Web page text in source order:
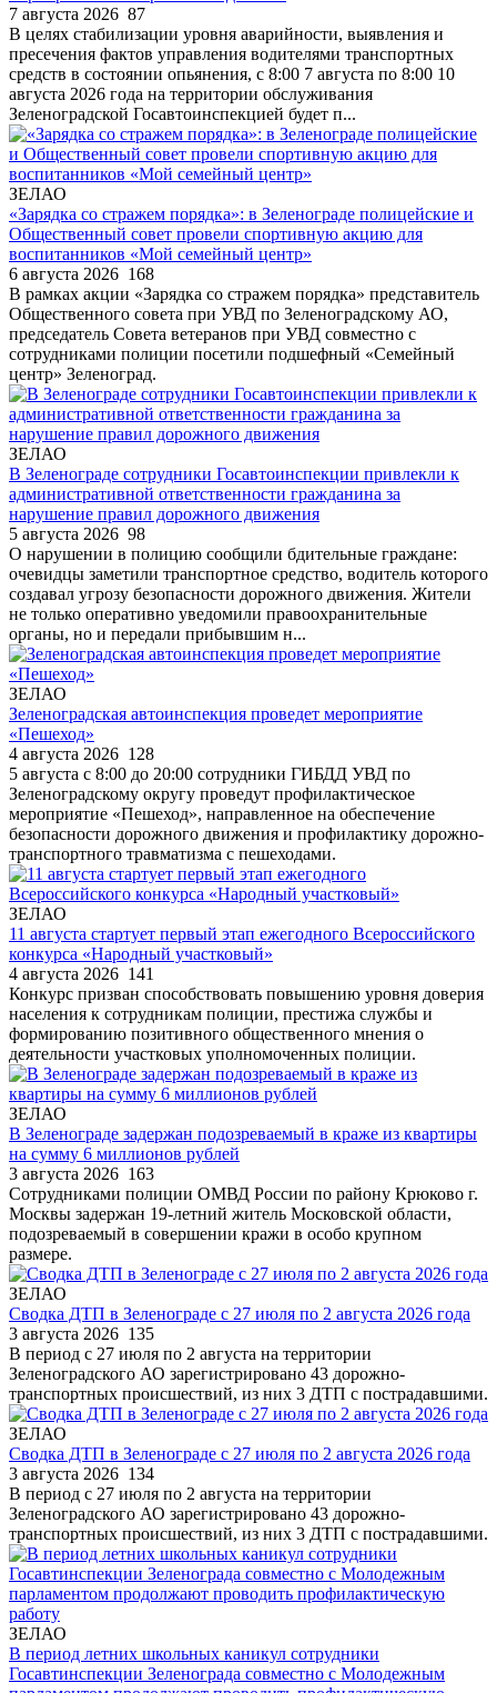
7 августа 2026 87
В целях стабилизации уровня аварийности, выявления и
пресечения фактов управления водителями транспортных
средств в состоянии опьянения, с 8:00 7 августа по 8:00 10
августа 2026 года на территории обслуживания
Зеленоградской Госавтоинспекцией будет п...
ЗЕЛАО
«Зарядка со стражем порядка»: в Зеленограде полицейские и
Общественный совет провели спортивную акцию для
воспитанников «Мой семейный центр»
6 августа 2026 168
В рамках акции «Зарядка со стражем порядка» представитель
Общественного совета при УВД по Зеленоградскому АО,
председатель Совета ветеранов при УВД совместно с
сотрудниками полиции посетили подшефный «Семейный
центр» Зеленоград.
ЗЕЛАО
В Зеленограде сотрудники Госавтоинспекции привлекли к
административной ответственности гражданина за
нарушение правил дорожного движения
5 августа 2026 98
О нарушении в полицию сообщили бдительные граждане:
очевидцы заметили транспортное средство, водитель которого
создавал угрозу безопасности дорожного движения. Жители
не только оперативно уведомили правоохранительные
органы, но и передали прибывшим н...
ЗЕЛАО
Зеленоградская автоинспекция проведет мероприятие
«Пешеход»
4 августа 2026 128
5 августа с 8:00 до 20:00 сотрудники ГИБДД УВД по
Зеленоградскому округу проведут профилактическое
мероприятие «Пешеход», направленное на обеспечение
безопасности дорожного движения и профилактику дорожно-
транспортного травматизма с пешеходами.
ЗЕЛАО
11 августа стартует первый этап ежегодного Всероссийского
конкурса «Народный участковый»
4 августа 2026 141
Конкурс призван способствовать повышению уровня доверия
населения к сотрудникам полиции, престижа службы и
формированию позитивного общественного мнения о
деятельности участковых уполномоченных полиции.
ЗЕЛАО
В Зеленограде задержан подозреваемый в краже из квартиры
на сумму 6 миллионов рублей
3 августа 2026 163
Сотрудниками полиции ОМВД России по району Крюково г.
Москвы задержан 19-летний житель Московской области,
подозреваемый в совершении кражи в особо крупном
размере.
ЗЕЛАО
Сводка ДТП в Зеленограде с 27 июля по 2 августа 2026 года
3 августа 2026 135
В период с 27 июля по 2 августа на территории
Зеленоградского АО зарегистрировано 43 дорожно-
транспортных происшествий, из них 3 ДТП с пострадавшими.
ЗЕЛАО
Сводка ДТП в Зеленограде с 27 июля по 2 августа 2026 года
3 августа 2026 134
В период с 27 июля по 2 августа на территории
Зеленоградского АО зарегистрировано 43 дорожно-
транспортных происшествий, из них 3 ДТП с пострадавшими.
ЗЕЛАО
В период летних школьных каникул сотрудники
Госавтинспекции Зеленограда совместно с Молодежным